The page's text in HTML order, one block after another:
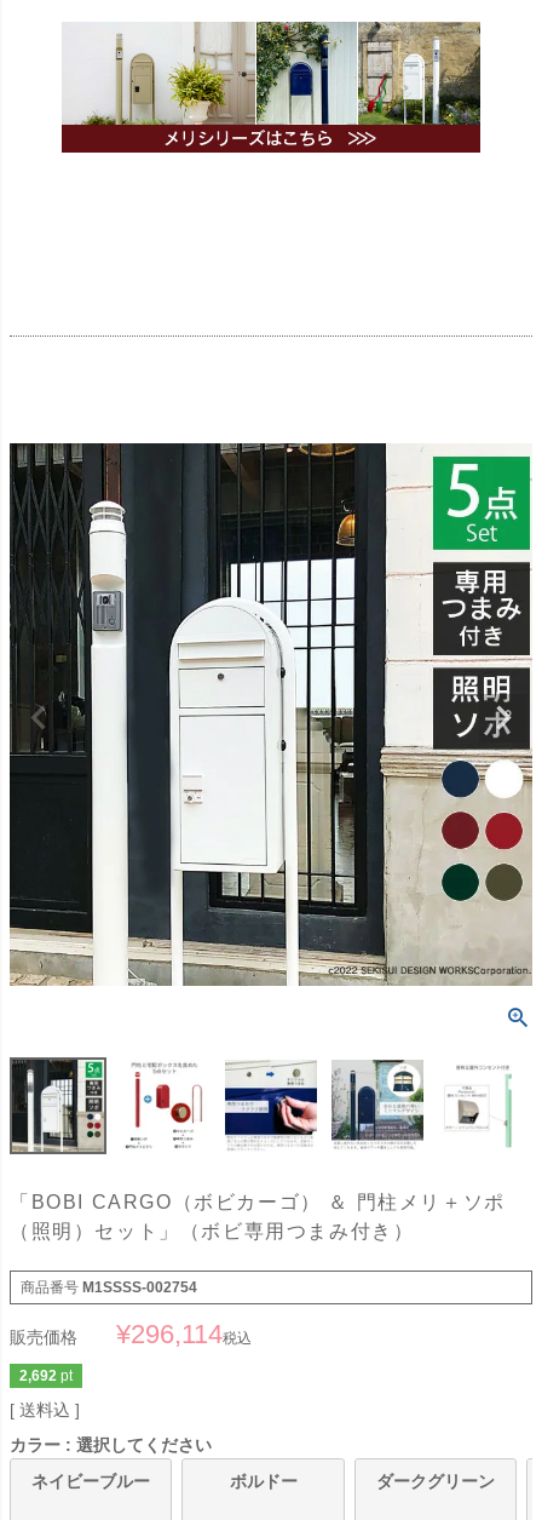
「BOBI CARGO（ボビカーゴ） ＆ 門柱メリ＋ソポ
（照明）セット」（ボビ専用つまみ付き）
商品番号 M1SSSS-002754
販売価格 ¥296,114税込
2,692 pt
送料込
カラー
選択してください
ネイビーブルー
ボルドー ダークグリーン